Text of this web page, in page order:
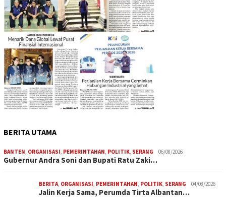
BERITA UTAMA
BANTEN, ORGANISASI, PEMERINTAHAN, POLITIK, SERANG 06/08/2026
Gubernur Andra Soni dan Bupati Ratu Zaki…
BERITA, ORGANISASI, PEMERINTAHAN, POLITIK, SERANG 04/08/2026
Jalin Kerja Sama, Perumda Tirta Albantan…